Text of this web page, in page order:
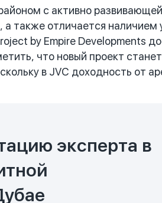
с активно
также отличается
by Empire Developments
что новый проект
в JVC доходность от
эксперта в